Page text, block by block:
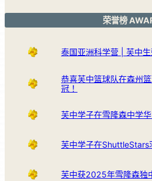
荣誉榜
泰国亚洲科学营 | 芙中
恭喜芙中篮球队在森州
冠！
芙中学子在雪隆森中学
芙中学子在ShuttleStars
芙中获2025年雪隆森独